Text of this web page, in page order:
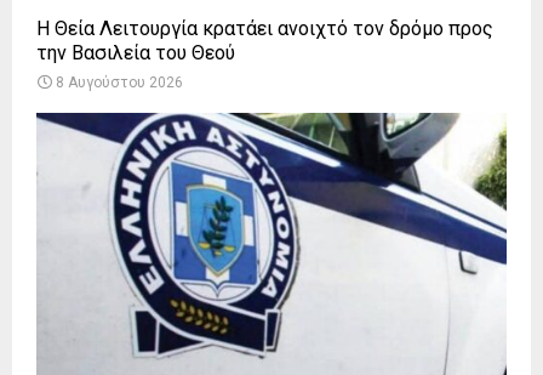
Η Θεία Λειτουργία κρατάει ανοιχτό τον δρόμο προς
την Βασιλεία του Θεού
8 Αυγούστου 2026